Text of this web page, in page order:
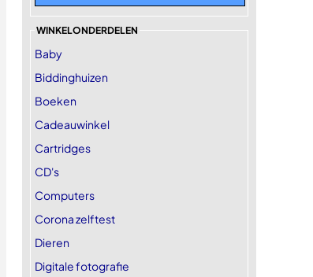
WINKELONDERDELEN
Baby
Biddinghuizen
Boeken
Cadeauwinkel
Cartridges
CD's
Computers
Corona zelftest
Dieren
Digitale fotografie